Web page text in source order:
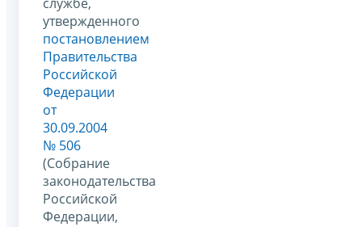
утвержденного
постановлением
Правительства
Российской
Федерации
от
30.09.2004
№ 506
(Собрание
законодательства
Российской
Федерации,